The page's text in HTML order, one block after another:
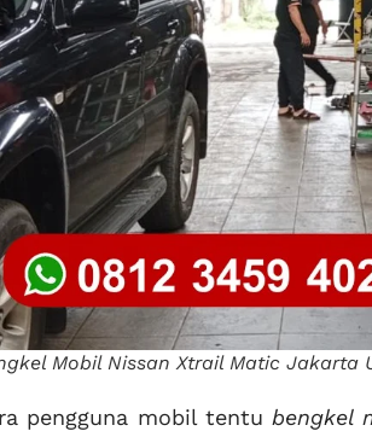
Mobil Nissan Xtrail Matic Jakarta
pengguna mobil tentu bengkel